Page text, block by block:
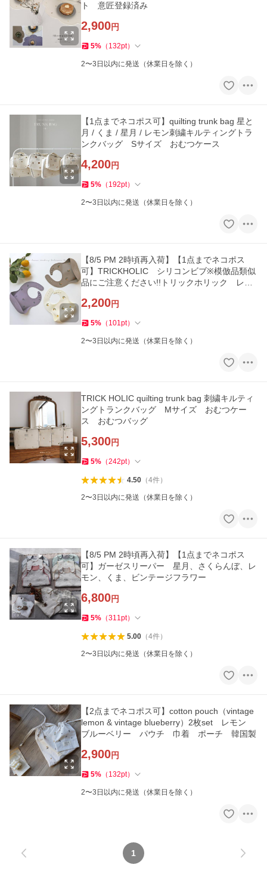
ト 意匠登録済み
2,900円
5% （ 132pt）
2〜3日以内に発送（休業日を除く）
【1点までネコポス可】quilting trunk bag 星と
月 / くま / 星月 / レモン刺繍キルティングトラ
ンクバッグ Sサイズ おむつケース
4,200円
5% （ 192pt）
2〜3日以内に発送（休業日を除く）
【8/5 PM 2時頃再入荷】【1点までネコポス
可】TRICKHOLIC シリコンビブ※模倣品類似
品にご注意ください!!トリックホリック レモ
2,200円
5% （ 101pt）
2〜3日以内に発送（休業日を除く）
TRICK HOLIC quilting trunk bag 刺繍キルティ
ングトランクバッグ Mサイズ おむつケー
ス おむつバッグ
5,300円
5% （242pt）
4.50（4件）
2〜3日以内に発送（休業日を除く）
【8/5 PM 2時頃再入荷】【1点までネコポス
可】ガーゼスリーパー 星月、さくらんぼ、レ
モン、くま、ビンテージフラワー
6,800円
5% （311pt）
5.00（4件）
2〜3日以内に発送（休業日を除く）
【2点までネコポス可】cotton pouch（vintage
lemon & vintage blueberry）2枚set レモン
ブルーベリー パウチ 巾着 ポーチ 韓国製
2,900円
5% （ 132pt）
2〜3日以内に発送（休業日を除く）
1